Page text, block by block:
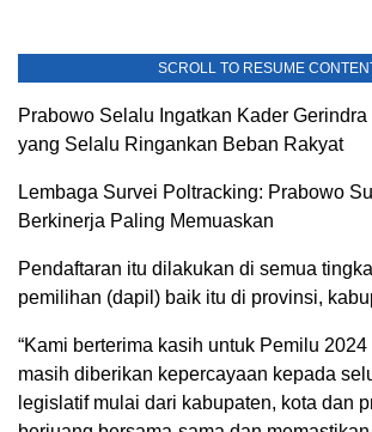
SCROLL TO RESUME
Prabowo Selalu Ingatkan Kader
yang Selalu Ringankan Beban Rakyat
Lembaga Survei Poltracking: Prabowo
Berkinerja Paling Memuaskan
Pendaftaran itu dilakukan di semua
pemilihan (dapil) baik itu di provinsi,
“Kami berterima kasih untuk Pemilu
masih diberikan kepercayaan kepada
legislatif mulai dari kabupaten, kota dan